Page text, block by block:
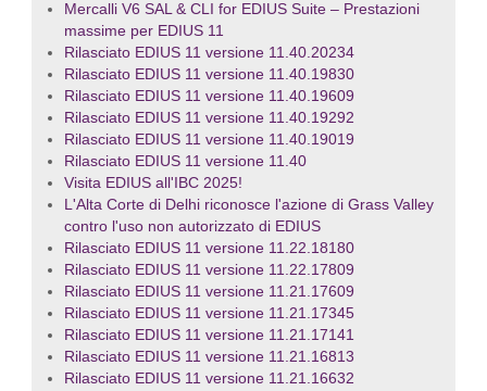
Mercalli V6 SAL & CLI for EDIUS Suite – Prestazioni
massime per EDIUS 11
Rilasciato EDIUS 11 versione 11.40.20234
Rilasciato EDIUS 11 versione 11.40.19830
Rilasciato EDIUS 11 versione 11.40.19609
Rilasciato EDIUS 11 versione 11.40.19292
Rilasciato EDIUS 11 versione 11.40.19019
Rilasciato EDIUS 11 versione 11.40
Visita EDIUS all'IBC 2025!
L'Alta Corte di Delhi riconosce l'azione di Grass Valley
contro l'uso non autorizzato di EDIUS
Rilasciato EDIUS 11 versione 11.22.18180
Rilasciato EDIUS 11 versione 11.22.17809
Rilasciato EDIUS 11 versione 11.21.17609
Rilasciato EDIUS 11 versione 11.21.17345
Rilasciato EDIUS 11 versione 11.21.17141
Rilasciato EDIUS 11 versione 11.21.16813
Rilasciato EDIUS 11 versione 11.21.16632